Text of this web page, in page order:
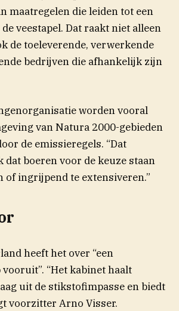
maatregelen die leiden tot een
veestapel. Dat raakt niet alleen
de toeleverende, verwerkende
bedrijven die afhankelijk zijn
worden vooral
van Natura 2000-gebieden
de emissieregels. “Dat
boeren voor de keuze staan
of ingrijpend te extensiveren.”
heeft het over “een
“Het kabinet haalt
uit de stikstofimpasse en biedt
voorzitter Arno Visser.